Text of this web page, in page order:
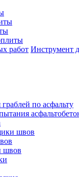
Инструмент
по асфальту
швов
швов